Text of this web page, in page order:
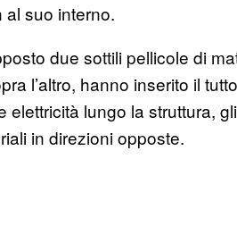
suo interno.
due sottili pellicole di
l’altro, hanno inserito il
elettricità lungo la struttura,
in direzioni opposte.